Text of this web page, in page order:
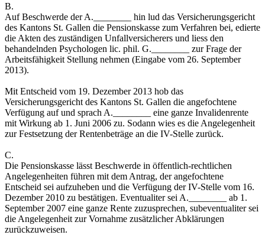
B.
Auf Beschwerde der A.________ hin lud das Versicherungsgericht
des Kantons St. Gallen die Pensionskasse zum Verfahren bei, edierte
die Akten des zuständigen Unfallversicherers und liess den
behandelnden Psychologen lic. phil. G.________ zur Frage der
Arbeitsfähigkeit Stellung nehmen (Eingabe vom 26. September
2013).
Mit Entscheid vom 19. Dezember 2013 hob das
Versicherungsgericht des Kantons St. Gallen die angefochtene
Verfügung auf und sprach A.________ eine ganze Invalidenrente
mit Wirkung ab 1. Juni 2006 zu. Sodann wies es die Angelegenheit
zur Festsetzung der Rentenbeträge an die IV-Stelle zurück.
C.
Die Pensionskasse lässt Beschwerde in öffentlich-rechtlichen
Angelegenheiten führen mit dem Antrag, der angefochtene
Entscheid sei aufzuheben und die Verfügung der IV-Stelle vom 16.
Dezember 2010 zu bestätigen. Eventualiter sei A.________ ab 1.
September 2007 eine ganze Rente zuzusprechen, subeventualiter sei
die Angelegenheit zur Vornahme zusätzlicher Abklärungen
zurückzuweisen.